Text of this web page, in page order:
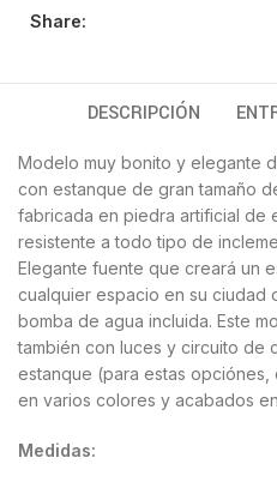
Share:
DESCRIPCIÓN
Modelo muy bonito y elegante
con estanque de gran tamaño
fabricada en piedra artificial de
resistente a todo tipo de
Elegante fuente que creará un
cualquier espacio en su ciudad
bomba de agua incluida. Este
también con luces y circuito de
estanque (para estas
en varios colores y acabados
Medidas: